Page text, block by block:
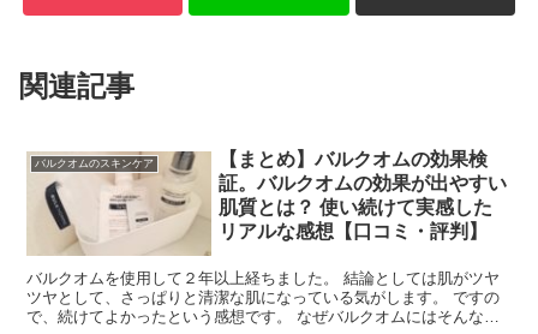
関連記事
バルクオムのスキンケア
【まとめ】バルクオムの効果検
証。バルクオムの効果が出やすい
肌質とは？ 使い続けて実感した
リアルな感想【口コミ・評判】 ​
バルクオムを使用して２年以上経ちました。 結論としては肌がツヤ
ツヤとして、さっぱりと清潔な肌になっている気がします。 ですの
で、続けてよかったという感想です。 なぜバルクオムにはそんな効